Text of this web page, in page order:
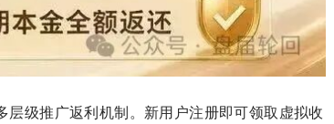
级推广返利机制。新用户注册即可领取虚拟收